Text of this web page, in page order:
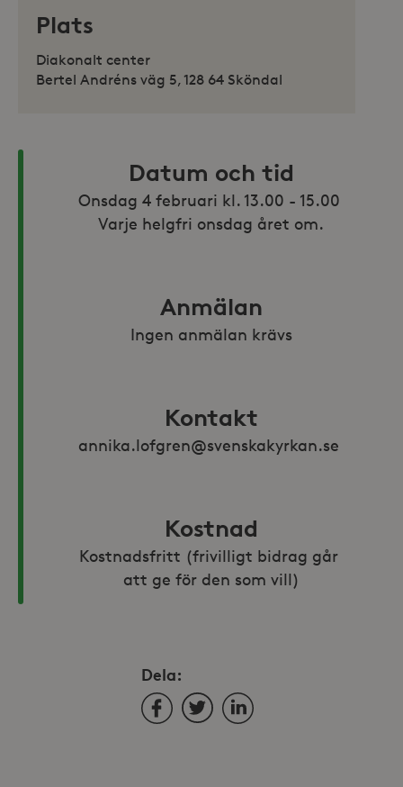
Plats
Diakonalt center
Bertel Andréns väg 5, 128 64 Sköndal
Datum och tid
Onsdag 4 februari kl. 13.00 - 15.00
Varje helgfri onsdag året om.
Anmälan
Ingen anmälan krävs
Kontakt
annika.lofgren@svenskakyrkan.se
Kostnad
Kostnadsfritt (frivilligt bidrag går
att ge för den som vill)
Dela:
FacebookTwitterLinkedIn